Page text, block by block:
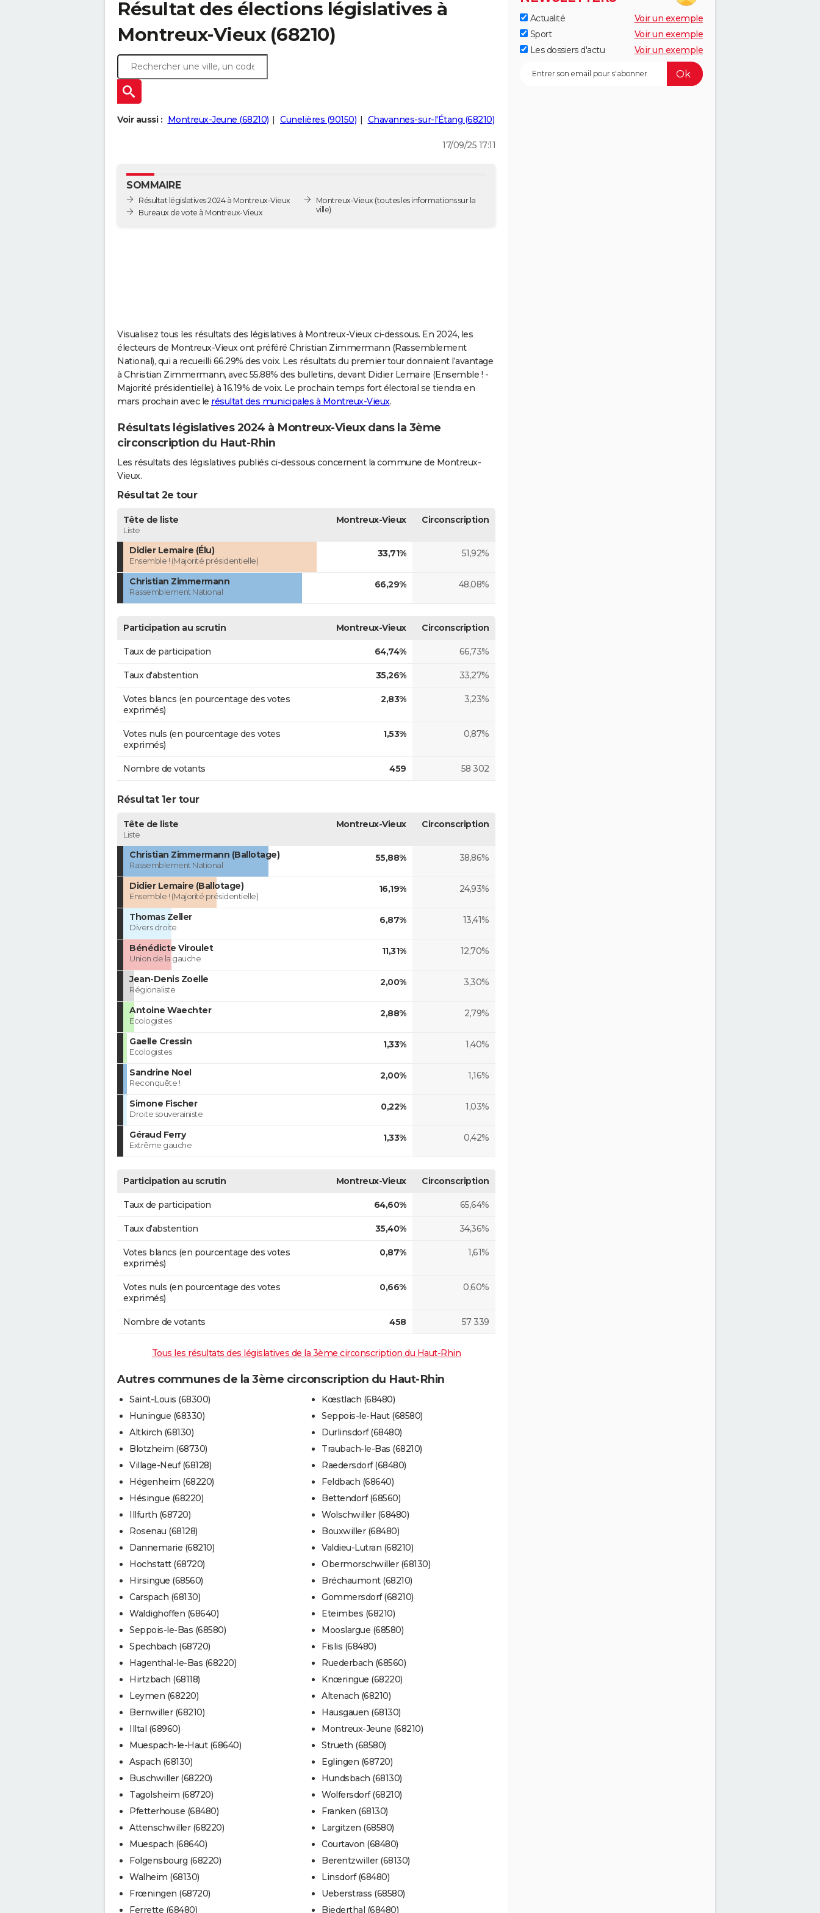
Résultat des élections législatives à
Montreux-Vieux (68210)
Voir aussi : Montreux-Jeune (68210) Cunelières (90150) Chavannes-sur-l'Étang (68210)
17/09/25 17:11
SOMMAIRE
Résultat législatives 2024 à Montreux-Vieux
Bureaux de vote à Montreux-Vieux
Montreux-Vieux (toutes les informations sur la
ville)
Visualisez tous les résultats des législatives à Montreux-Vieux ci-dessous. En 2024, les
électeurs de Montreux-Vieux ont préféré Christian Zimmermann (Rassemblement
National), qui a recueilli 66.29% des voix. Les résultats du premier tour donnaient l’avantage
à Christian Zimmermann, avec 55.88% des bulletins, devant Didier Lemaire (Ensemble ! -
Majorité présidentielle), à 16.19% de voix. Le prochain temps fort électoral se tiendra en
mars prochain avec le résultat des municipales à Montreux-Vieux.
Résultats législatives 2024 à Montreux-Vieux dans la 3ème
circonscription du Haut-Rhin
Les résultats des législatives publiés ci-dessous concernent la commune de Montreux-
Vieux.
Résultat 2e tour
Tête de liste
Liste
Montreux-Vieux Circonscription
Didier Lemaire (Élu)
Ensemble ! (Majorité présidentielle)
33,71% 51,92%
Christian Zimmermann
Rassemblement National
66,29% 48,08%
Participation au scrutin Montreux-Vieux Circonscription
Taux de participation 64,74% 66,73%
Taux d'abstention 35,26% 33,27%
Votes blancs (en pourcentage des votes
exprimés)
2,83% 3,23%
Votes nuls (en pourcentage des votes
exprimés)
1,53% 0,87%
Nombre de votants 459 58 302
Résultat 1er tour
Tête de liste
Liste
Montreux-Vieux Circonscription
Christian Zimmermann (Ballotage)
Rassemblement National
55,88% 38,86%
Didier Lemaire (Ballotage)
Ensemble ! (Majorité présidentielle)
16,19% 24,93%
Thomas Zeller
Divers droite
6,87% 13,41%
Bénédicte Viroulet
Union de la gauche
11,31% 12,70%
Jean-Denis Zoelle
Régionaliste
2,00% 3,30%
Antoine Waechter
Ecologistes
2,88% 2,79%
Gaelle Cressin
Ecologistes
1,33% 1,40%
Sandrine Noel
Reconquête !
2,00% 1,16%
Simone Fischer
Droite souverainiste
0,22% 1,03%
Géraud Ferry
Extrême gauche
1,33% 0,42%
Participation au scrutin Montreux-Vieux Circonscription
Taux de participation 64,60% 65,64%
Taux d'abstention 35,40% 34,36%
Votes blancs (en pourcentage des votes
exprimés)
0,87% 1,61%
Votes nuls (en pourcentage des votes
exprimés)
0,66% 0,60%
Nombre de votants 458 57 339
Tous les résultats des législatives de la 3ème circonscription du Haut-Rhin
Autres communes de la 3ème circonscription du Haut-Rhin
Saint-Louis (68300)
Huningue (68330)
Altkirch (68130)
Blotzheim (68730)
Village-Neuf (68128)
Hégenheim (68220)
Hésingue (68220)
Illfurth (68720)
Rosenau (68128)
Dannemarie (68210)
Hochstatt (68720)
Hirsingue (68560)
Carspach (68130)
Waldighoffen (68640)
Seppois-le-Bas (68580)
Spechbach (68720)
Hagenthal-le-Bas (68220)
Hirtzbach (68118)
Leymen (68220)
Bernwiller (68210)
Illtal (68960)
Muespach-le-Haut (68640)
Aspach (68130)
Buschwiller (68220)
Tagolsheim (68720)
Pfetterhouse (68480)
Attenschwiller (68220)
Muespach (68640)
Folgensbourg (68220)
Walheim (68130)
Frœningen (68720)
Ferrette (68480)
Kœstlach (68480)
Seppois-le-Haut (68580)
Durlinsdorf (68480)
Traubach-le-Bas (68210)
Raedersdorf (68480)
Feldbach (68640)
Bettendorf (68560)
Wolschwiller (68480)
Bouxwiller (68480)
Valdieu-Lutran (68210)
Obermorschwiller (68130)
Bréchaumont (68210)
Gommersdorf (68210)
Eteimbes (68210)
Mooslargue (68580)
Fislis (68480)
Ruederbach (68560)
Knœringue (68220)
Altenach (68210)
Hausgauen (68130)
Montreux-Jeune (68210)
Strueth (68580)
Eglingen (68720)
Hundsbach (68130)
Wolfersdorf (68210)
Franken (68130)
Largitzen (68580)
Courtavon (68480)
Berentzwiller (68130)
Linsdorf (68480)
Ueberstrass (68580)
Biederthal (68480)
Actualité
Voir un exemple
Sport
Voir un exemple
Les dossiers d'actu
Voir un exemple